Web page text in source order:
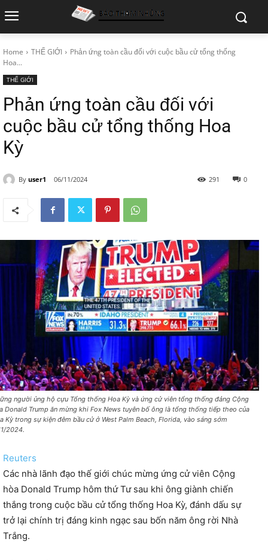
Home THẾ GIỚI
Phản ứng toàn cầu đối với cuộc bầu cử tổng thống
Hoa...
THẾ GIỚI
Phản ứng toàn cầu đối với
cuộc bầu cử tổng thống Hoa
Kỳ
By user1 06/11/2024 0
291
người ủng hộ cựu Tổng thống Hoa Kỳ và ứng cử viên tổng thống đảng Cộng
Donald Trump ăn mừng khi Fox News tuyên bố ông là tổng thống tiếp theo của
Kỳ trong sự kiện đêm bầu cử ở West Palm Beach, Florida, vào sáng sớm
2024.
Reuters
Các nhà lãnh đạo thế giới chúc mừng ứng cử viên Cộng
hòa Donald Trump hôm thứ Tư sau khi ông giành chiến
thắng trong cuộc bầu cử tổng thống Hoa Kỳ, đánh dấu sự
trở lại chính trị đáng kinh ngạc sau bốn năm ông rời Nhà
Trắng.